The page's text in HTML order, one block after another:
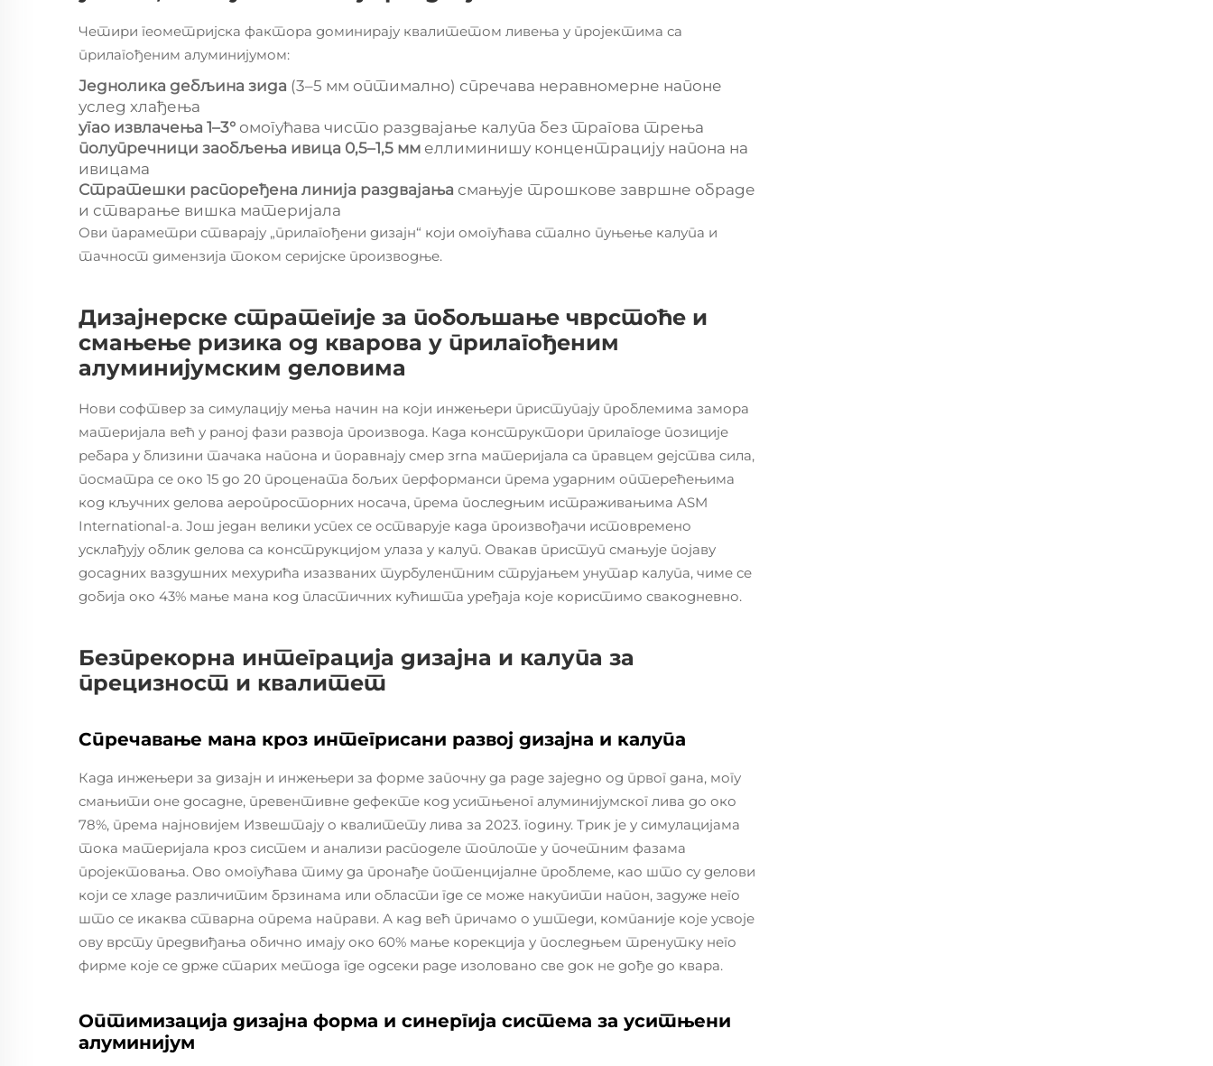
Четири геометријска фактора доминирају квалитетом ливења у пројектима са
прилагођеним алуминијумом:
Једнолика дебљина зида (3–5 мм оптимално) спречава неравномерне напоне
услед хлађења
угао извлачења 1–3° омогућава чисто раздвајање калупа без трагова трења
полупречници заобљења ивица 0,5–1,5 мм еллиминишу концентрацију напона на
ивицама
Стратешки распоређена линија раздвајања смањује трошкове завршне обраде
и стварање вишка материјала
Ови параметри стварају „прилагођени дизајн“ који омогућава стално пуњење калупа и
тачност димензија током серијске производње.
Дизајнерске стратегије за побољшање чврстоће и
смањење ризика од кварова у прилагођеним
алуминијумским деловима
Нови софтвер за симулацију мења начин на који инжењери приступају проблемима замора
материјала већ у раној фази развоја производа. Када конструктори прилагоде позиције
ребара у близини тачака напона и поравнају смер зrna материјала са правцем дејства сила,
посматра се око 15 до 20 процената бољих перформанси према ударним оптерећењима
код кључних делова аеропросторних носача, према последњим истраживањима ASM
International-а. Још један велики успех се остварује када произвођачи истовремено
усклађују облик делова са конструкцијом улаза у калуп. Овакав приступ смањује појаву
досадних ваздушних мехурића изазваних турбулентним струјањем унутар калупа, чиме се
добија око 43% мање мана код пластичних кућишта уређаја које користимо свакодневно.
Безпрекорна интеграција дизајна и калупа за
прецизност и квалитет
Спречавање мана кроз интегрисани развој дизајна и калупа
Када инжењери за дизајн и инжењери за форме започну да раде заједно од првог дана, могу
смањити оне досадне, превентивне дефекте код уситњеног алуминијумског лива до око
78%, према најновијем Извештају о квалитету лива за 2023. годину. Трик је у симулацијама
тока материјала кроз систем и анализи расподеле топлоте у почетним фазама
пројектовања. Ово омогућава тиму да пронађе потенцијалне проблеме, као што су делови
који се хладе различитим брзинама или области где се може накупити напон, задуже него
што се икаква стварна опрема направи. А кад већ причамо о уштеди, компаније које усвоје
ову врсту предвиђања обично имају око 60% мање корекција у последњем тренутку него
фирме које се држе старих метода где одсеки раде изоловано све док не дође до квара.
Оптимизација дизајна форма и синергија система за уситњени
алуминијум